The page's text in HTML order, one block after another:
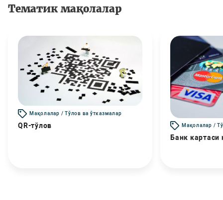
Тематик мақолалар
Мақолалар / Тўлов ва ўтказмалар
QR-тўлов Мақолалар /
Банк картаси